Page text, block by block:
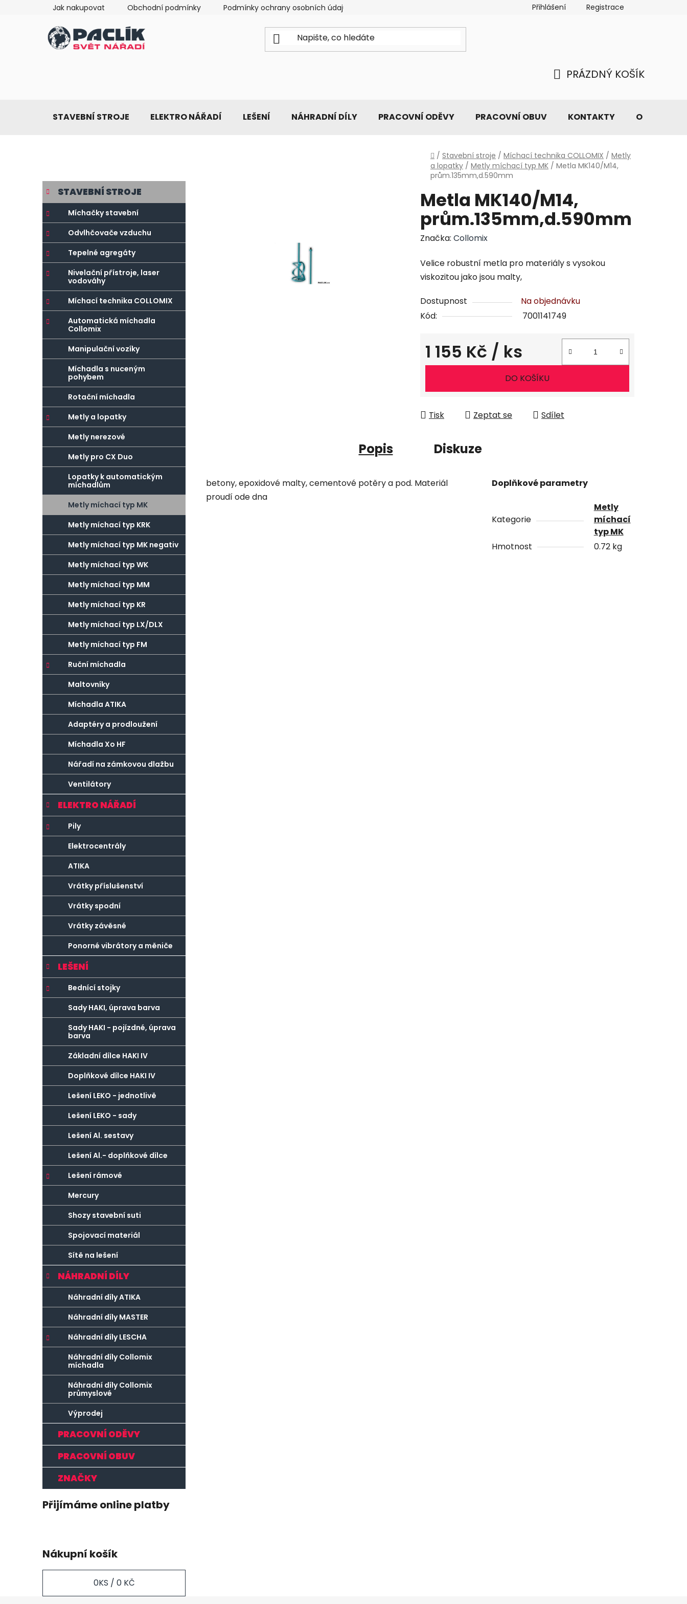
Jak nakupovat Obchodní podmínky Podmínky ochrany osobních údajů Přihlášení Registrace
KOŠÍK
PRÁZDNÝ KOŠÍK
STAVEBNÍ STROJE ELEKTRO NÁŘADÍ LEŠENÍ NÁHRADNÍ DÍLY PRACOVNÍ ODĚVY PRACOVNÍ OBUV KONTAKTY O NÁS
Domů
/ Stavební stroje / Míchací technika COLLOMIX / Metly
a lopatky / Metly míchací typ MK / Metla MK140/M14,
prům.135mm,d.590mm
P
o
s
t
r
a
n
n
í
p
a
l
Přeskočit
kategorie
K
a
e
g
o
i
e
STAVEBNÍ STROJE
Míchačky stavební
Odvlhčovače vzduchu
Tepelné agregáty
Nivelační přístroje, laser
vodováhy
Míchací technika COLLOMIX
Automatická míchadla
Collomix
Manipulační vozíky
Míchadla s nuceným
pohybem
Rotační míchadla
Metly a lopatky
Metly nerezové
Metly pro CX Duo
Lopatky k automatickým
míchadlům
Metly míchací typ MK
Metly míchací typ KRK
Metly míchací typ MK negativ
Metly míchací typ WK
Metly míchací typ MM
Metly míchací typ KR
Metly míchací typ LX/DLX
Metly míchací typ FM
Ruční míchadla
Maltovníky
Míchadla ATIKA
Adaptéry a prodloužení
Míchadla Xo HF
Nářadí na zámkovou dlažbu
Ventilátory
ELEKTRO NÁŘADÍ
Pily
Elektrocentrály
ATIKA
Vrátky příslušenství
Vrátky spodní
Vrátky závěsné
Ponorné vibrátory a měniče
LEŠENÍ
Bednící stojky
Sady HAKI, úprava barva
Sady HAKI - pojízdné, úprava
barva
Základní dílce HAKI IV
Doplňkové dílce HAKI IV
Lešení LEKO - jednotlivě
Lešení LEKO - sady
Lešení Al. sestavy
Lešení Al.- doplňkové dílce
Lešení rámové
Mercury
Shozy stavební suti
Spojovací materiál
Sítě na lešení
NÁHRADNÍ DÍLY
Náhradní díly ATIKA
Náhradní díly MASTER
Náhradní díly LESCHA
Náhradní díly Collomix
míchadla
Náhradní díly Collomix
průmyslové
Výprodej
PRACOVNÍ ODĚVY
PRACOVNÍ OBUV
ZNAČKY
Přijímáme online platby
Nákupní košík
0KS / 0 KČ
Metla MK140/M14,
prům.135mm,d.590mm
Značka: Collomix
Velice robustní metla pro materiály s vysokou
viskozitou jako jsou malty,
Dostupnost
Na objednávku
Kód:
7001141749
1 155 Kč / ks
Měrná cena:
DO KOŠÍKU
Tisk Zeptat se Sdílet
Popis Diskuze
betony, epoxidové malty, cementové potěry a pod. Materiál
proudí ode dna
Doplňkové parametry
Kategorie
Metly
míchací
typ MK
Hmotnost
0.72 kg